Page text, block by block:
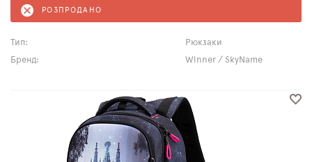
РОЗПРОДАНО
Тип:
Рюкзаки
Бренд:
Winner / SkyName